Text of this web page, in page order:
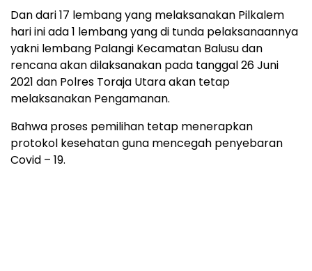
Dan dari 17 lembang yang melaksanakan Pilkalem
hari ini ada 1 lembang yang di tunda pelaksanaannya
yakni lembang Palangi Kecamatan Balusu dan
rencana akan dilaksanakan pada tanggal 26 Juni
2021 dan Polres Toraja Utara akan tetap
melaksanakan Pengamanan.
Bahwa proses pemilihan tetap menerapkan
protokol kesehatan guna mencegah penyebaran
Covid – 19.